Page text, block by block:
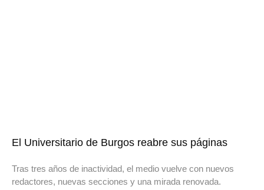
El Universitario de Burgos reabre sus páginas
Tras tres años de inactividad, el medio vuelve con nuevos
redactores, nuevas secciones y una mirada renovada.